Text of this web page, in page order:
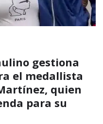
gestiona
el medallista
quien
para su